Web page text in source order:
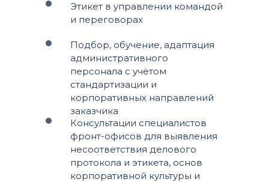
Этикет в управлении командой
и переговорах
Подбор, обучение, адаптация
административного
персонала с учётом
стандартизации и
корпоративных направлений
заказчика
Консультации специалистов
фронт-офисов для выявления
несоответствия делового
протокола и этикета, основ
корпоративной культуры и